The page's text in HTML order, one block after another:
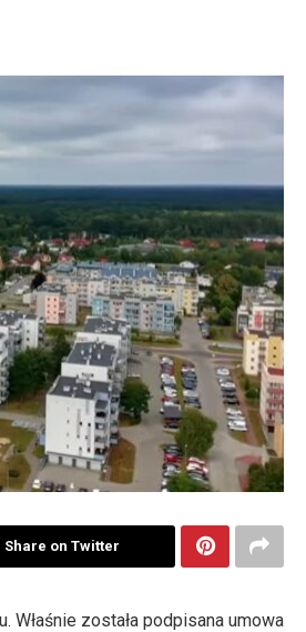
Share on Twitter
została podpisana umowa